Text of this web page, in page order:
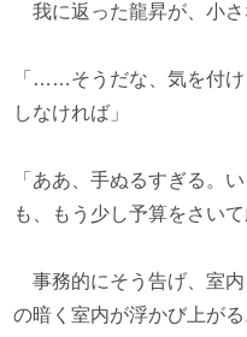
我に返った龍昇が、小さ
「……そうだな、気を付
しなければ」
「ああ、手ぬるすぎる。
も、もう少し予算をさい
事務的にそう告げ、室内
の暗く室内が浮かび上がる